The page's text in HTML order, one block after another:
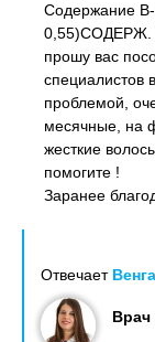
Содержание
0,55)СОДЕРЖ.
прошу вас
специалистов
проблемой,
месячные, на
жесткие
помогите !
Заранее
Отвечает
Врач